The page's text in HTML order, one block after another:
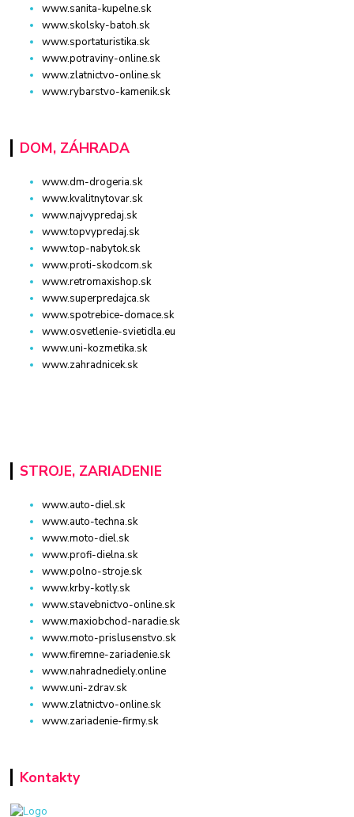
www.sanita-kupelne.sk
www.skolsky-batoh.sk
www.sportaturistika.sk
www.potraviny-online.sk
www.zlatnictvo-online.sk
www.rybarstvo-kamenik.sk
DOM, ZÁHRADA
www.dm-drogeria.sk
www.kvalitnytovar.sk
www.najvypredaj.sk
www.topvypredaj.sk
www.top-nabytok.sk
www.proti-skodcom.sk
www.retromaxishop.sk
www.superpredajca.sk
www.spotrebice-domace.sk
www.osvetlenie-svietidla.eu
www.uni-kozmetika.sk
www.zahradnicek.sk
STROJE, ZARIADENIE
www.auto-diel.sk
www.auto-techna.sk
www.moto-diel.sk
www.profi-dielna.sk
www.polno-stroje.sk
www.krby-kotly.sk
www.stavebnictvo-online.sk
www.maxiobchod-naradie.sk
www.moto-prislusenstvo.sk
www.firemne-zariadenie.sk
www.nahradnediely.online
www.uni-zdrav.sk
www.zlatnictvo-online.sk
www.zariadenie-firmy.sk
Kontakty